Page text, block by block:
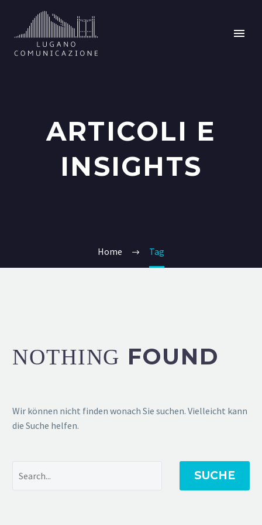
ARTICOLI E
INSIGHTS
Home Tag
NOTHING FOUND
Wir können nicht finden wonach Sie suchen. Vielleicht kann
die Suche helfen.
SUCHE